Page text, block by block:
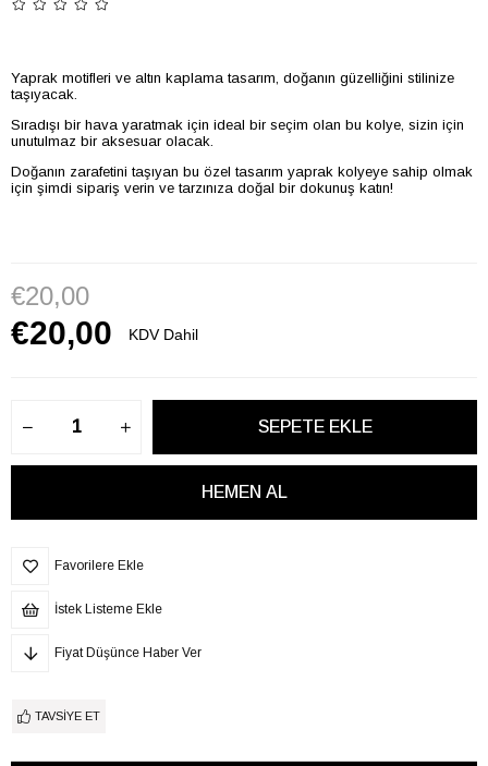
Yaprak motifleri ve altın kaplama tasarım, doğanın güzelliğini stilinize
taşıyacak.
Sıradışı bir hava yaratmak için ideal bir seçim olan bu kolye, sizin için
unutulmaz bir aksesuar olacak.
Doğanın zarafetini taşıyan bu özel tasarım yaprak kolyeye sahip olmak
için şimdi sipariş verin ve tarzınıza doğal bir dokunuş katın!
€20,00
KDV Dahil
€20,00
Favorilere Ekle
İstek Listeme Ekle
Fiyat Düşünce Haber Ver
TAVSIYE ET